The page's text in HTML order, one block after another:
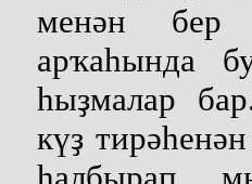
менән бер
арҡаһында
һыҙмалар
күҙ